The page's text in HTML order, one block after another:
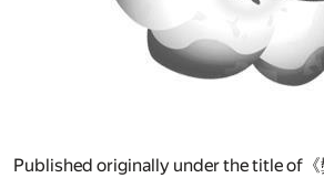
Published originally under the title of《